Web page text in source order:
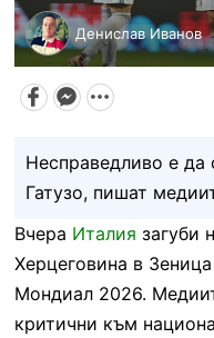
Денислав Иванов
Несправедливо е
Гатузо, пишат
Вчера Италия загуби
Херцеговина в
Мондиал 2026.
критични към